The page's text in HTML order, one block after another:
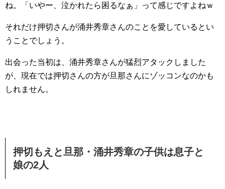
ね。「いやー、泣かれたら困るなぁ」って感じですよねｗ
それだけ押切さんが涌井秀章さんのことを愛しているとい
うことでしょう。
出会った当初は、涌井秀章さんが猛烈アタックしました
が、現在では押切さんの方が旦那さんにゾッコンなのかも
しれません。
押切もえと旦那・涌井秀章の子供は息子と
娘の2人